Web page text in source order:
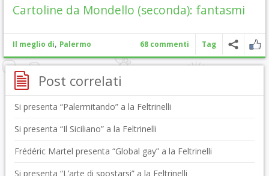
Cartoline da Mondello (seconda): fantasmi
Il meglio di, Palermo 68 commenti Tag
Post correlati
Si presenta “Palermitando” a la Feltrinelli
Si presenta “Il Siciliano” a la Feltrinelli
Frédéric Martel presenta “Global gay” a la Feltrinelli
Si presenta “L’arte di spostarsi” a la Feltrinelli